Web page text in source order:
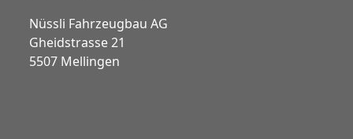
Nüssli Fahrzeugbau AG
Gheidstrasse 21
5507 Mellingen